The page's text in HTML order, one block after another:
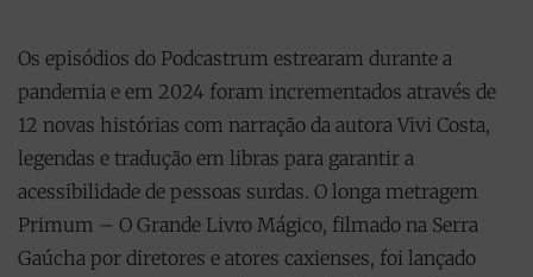
Os episódios do Podcastrum estrearam durante a
pandemia e em 2024 foram incrementados através de
12 novas histórias com narração da autora Vivi Costa,
legendas e tradução em libras para garantir a
acessibilidade de pessoas surdas. O longa metragem
Primum – O Grande Livro Mágico, filmado na Serra
Gaúcha por diretores e atores caxienses, foi lançado